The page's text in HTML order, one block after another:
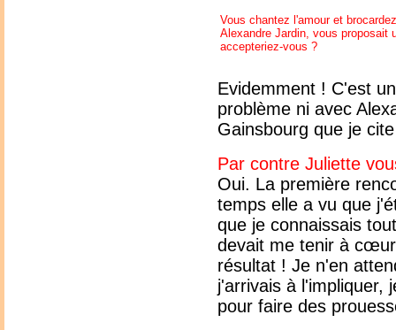
Vous chantez l'amour et
Alexandre Jardin, vous proposait
accepteriez-vous ?
Evidemment ! C'est
problème ni avec
Gainsbourg que je
Par contre Juliette
Oui. La première
temps elle a vu que
que je connaissais
devait me tenir à
résultat ! Je n'en
j'arrivais à l'impliquer,
pour faire des